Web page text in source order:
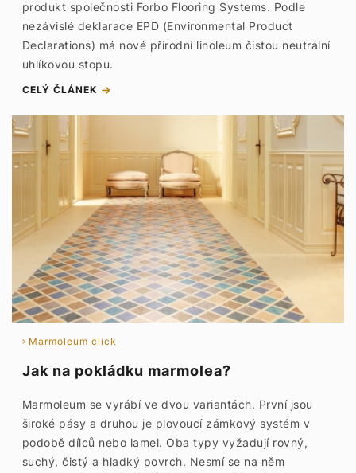
produkt společnosti Forbo Flooring Systems. Podle
nezávislé deklarace EPD (Environmental Product
Declarations) má nové přírodní linoleum čistou neutrální
uhlíkovou stopu.
CELÝ ČLÁNEK
Marmoleum click
Jak na pokládku marmolea?
Marmoleum se vyrábí ve dvou variantách. První jsou
široké pásy a druhou je plovoucí zámkový systém v
podobě dílců nebo lamel. Oba typy vyžadují rovný,
suchý, čistý a hladký povrch. Nesmí se na něm